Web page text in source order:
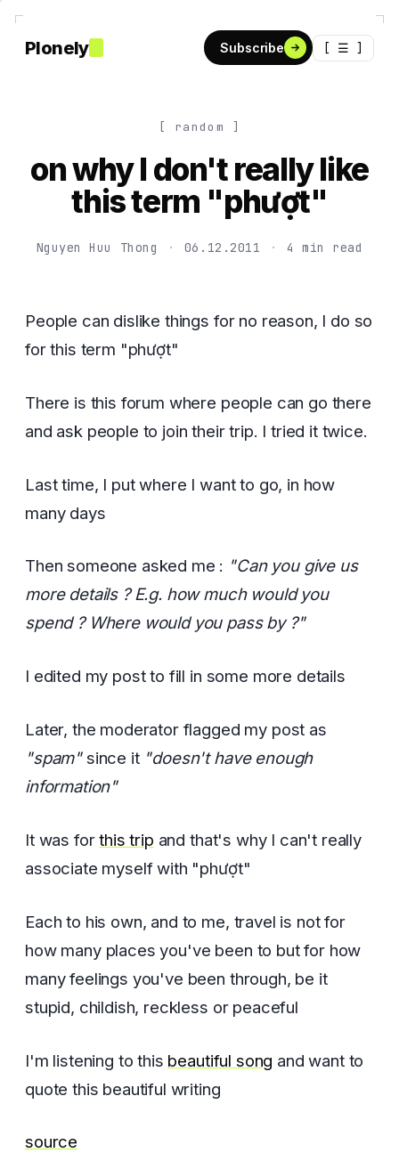
Plonely Subscribe [ ☰ ]
[ random ]
on why I don't really like
this term "phượt"
Nguyen Huu Thong · 06.12.2011 · 4 min read
People can dislike things for no reason, I do so
for this term "phượt"
There is this forum where people can go there
and ask people to join their trip. I tried it twice.
Last time, I put where I want to go, in how
many days
Then someone asked me : "Can you give us
more details ? E.g. how much would you
spend ? Where would you pass by ?"
I edited my post to fill in some more details
Later, the moderator flagged my post as
"spam"since it "doesn't have enough
information"
It was forthis trip and that's why I can't really
associate myself with "phượt"
Each to his own, and to me, travel is not for
how many places you've been to but for how
many feelings you've been through, be it
stupid, childish, reckless or peaceful
I'm listening to this beautiful song and want to
quote this beautiful writing
source